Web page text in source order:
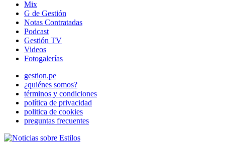
Mix
G de Gestión
Notas Contratadas
Podcast
Gestión TV
Videos
Fotogalerías
gestion.pe
¿quiénes somos?
términos y condiciones
política de privacidad
politica de cookies
preguntas frecuentes